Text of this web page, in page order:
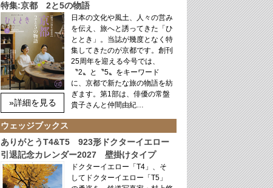
特集:京都 2と5の物語
»詳細を見る
日本の文化や風土、人々の営み
を伝え、旅へと誘ってきた「ひ
ととき」。当誌が幾度となく特
集してきたのが京都です。創刊
25周年を迎える今号では、
〝2〟と〝5〟をキーワード
に、京都で新たな旅の物語を紡
ぎます。第1部は、俳優の常盤
貴子さんと仲間由紀…
ウェッジブックス
ありがとうT4&T5 923形ドクターイエロー
引退記念カレンダー2027 壁掛けタイプ
ドクターイエロー「T4」、そ
してドクターイエロー「T5」